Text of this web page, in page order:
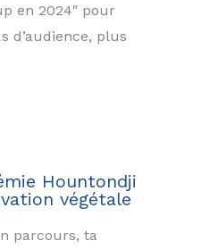
en 2024″ pour
d’audience, plus
Hountondji
végétale
parcours, ta